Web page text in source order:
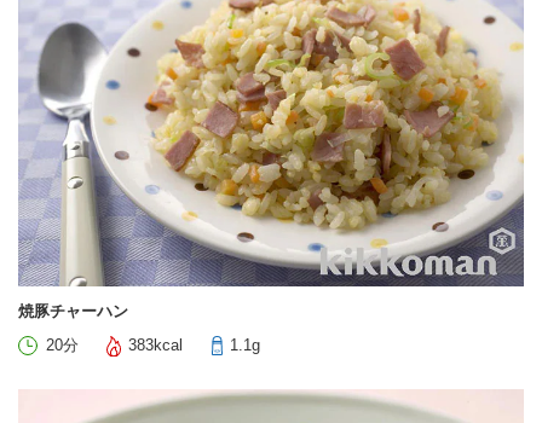
焼豚チャーハン
20分
383kcal 1.1g